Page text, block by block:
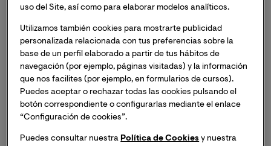
compartieron su experiencia respecto al Metaverso
‘METAVERSO la nueva oportunidad para los
negocios’, el segundo de una serie organizada por
Planeta Formación Universidadesen Colombia. El
evento contó con las ponencias delDr. José Martí
Parreño, Vicerrector de Investigación y Transferencia
de VIU Universidad Internacional de Valencia y deJuan
Pablo Ordoñez, Asesor de Metaverso y narrativas
interactivas en The Core School. A ellos se sumaron
uso del Site, así como para elaborar modelos analíticos.
Utilizamos también cookies para mostrarte publicidad
personalizada relacionada con tus preferencias sobre la
base de un perfil elaborado a partir de tus hábitos de
navegación (por ejemplo, páginas visitadas) y la información
que nos facilites (por ejemplo, en formularios de cursos).
Puedes aceptar o rechazar todas las cookies pulsando el
botón correspondiente o configurarlas mediante el enlace
“Configuración de cookies”.
Puedes consultar nuestra Política de Cookies y nuestra